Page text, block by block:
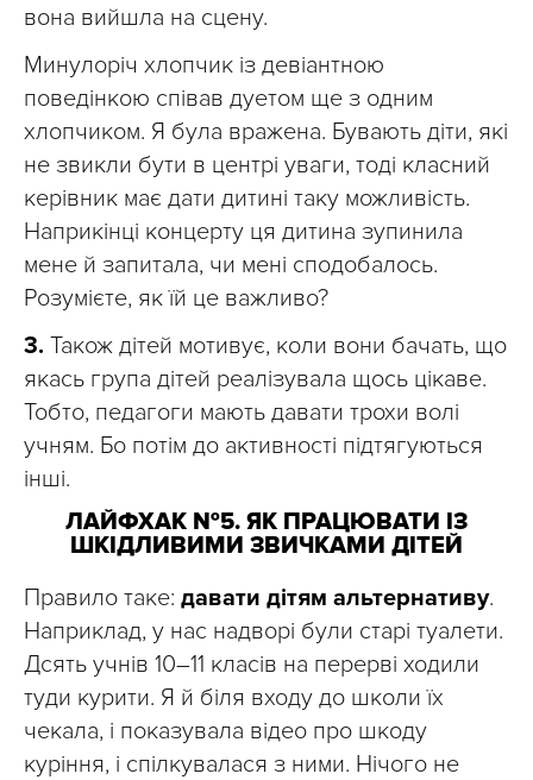
вона вийшла на сцену.
Минулоріч хлопчик із девіантною
поведінкою співав дуетом ще з одним
хлопчиком. Я була вражена. Бувають діти, які
не звикли бути в центрі уваги, тоді класний
керівник має дати дитині таку можливість.
Наприкінці концерту ця дитина зупинила
мене й запитала, чи мені сподобалось.
Розумієте, як їй це важливо?
3. Також дітей мотивує, коли вони бачать, що
якась група дітей реалізувала щось цікаве.
Тобто, педагоги мають давати трохи волі
учням. Бо потім до активності підтягуються
інші.
ЛАЙФХАК №5. ЯК ПРАЦЮВАТИ ІЗ
ШКІДЛИВИМИ ЗВИЧКАМИ ДІТЕЙ
Правило таке: давати дітям альтернативу.
Наприклад, у нас надворі були старі туалети.
Дсять учнів 10–11 класів на перерві ходили
туди курити. Я й біля входу до школи їх
чекала, і показувала відео про шкоду
куріння, і спілкувалася з ними. Нічого не